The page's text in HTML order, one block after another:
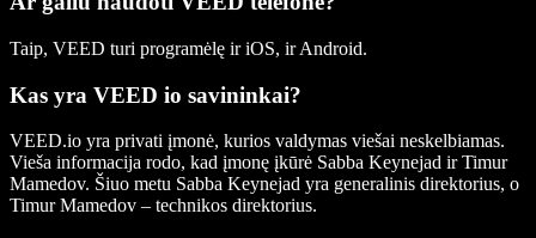
Taip, VEED turi programėlę ir iOS, ir Android.
Kas yra VEED io savininkai?
VEED.io yra privati įmonė, kurios valdymas viešai neskelbiamas.
Vieša informacija rodo, kad įmonę įkūrė Sabba Keynejad ir Timur
Mamedov. Šiuo metu Sabba Keynejad yra generalinis direktorius, o
Timur Mamedov – technikos direktorius.